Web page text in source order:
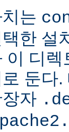
는
한 설
이 디
둔다
자